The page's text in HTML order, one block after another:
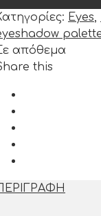
: Eyes,
απόθεμα
this